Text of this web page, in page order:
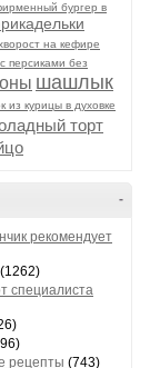
бургер в
на кефире
персиками без
шашлык
из курицы в духовке
торт
-
рекомендует
(1262)
специалиста
рецепты (743)